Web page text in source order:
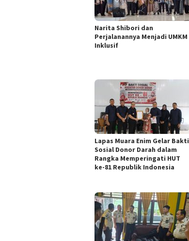
Narita Shibori dan
Perjalanannya Menjadi UMKM
Inklusif
Lapas Muara Enim Gelar Bakti
Sosial Donor Darah dalam
Rangka Memperingati HUT
ke-81 Republik Indonesia